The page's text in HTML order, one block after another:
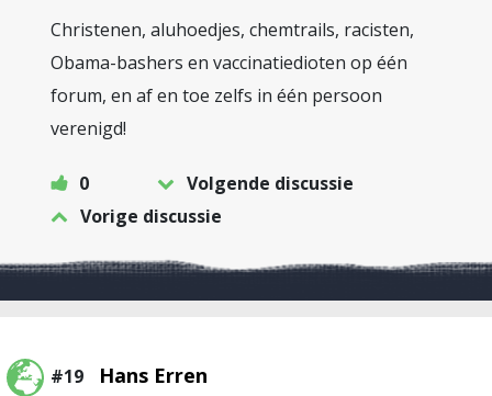
Christenen, aluhoedjes, chemtrails, racisten,
Obama-bashers en vaccinatiedioten op één
forum, en af en toe zelfs in één persoon
verenigd!
0
Volgende discussie
Vorige discussie
#19 Hans Erren